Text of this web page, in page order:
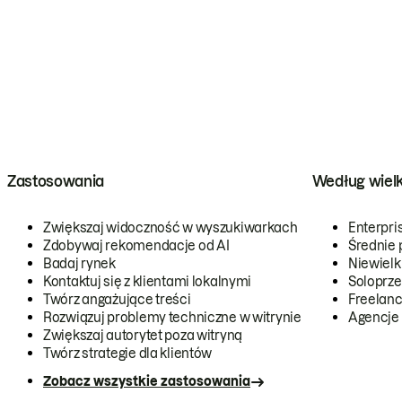
Zastosowania
Zwiększaj widoczność w wyszukiwarkach
Zdobywaj rekomendacje od AI
Badaj rynek
Kontaktuj się z klientami lokalnymi
Twórz angażujące treści
Rozwiązuj problemy techniczne w witrynie
Zwiększaj autorytet poza witryną
Twórz strategie dla klientów
Zobacz wszystkie zastosowania
Według
Średnie
Agencje